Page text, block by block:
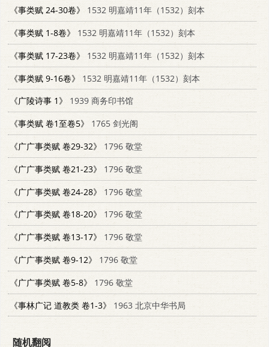
《事类赋 24-30卷》
1532 明嘉靖11年（1532）刻本
《事类赋 1-8卷》
1532 明嘉靖11年（1532）刻本
《事类赋 17-23卷》
1532 明嘉靖11年（1532）刻本
《事类赋 9-16卷》
1532 明嘉靖11年（1532）刻本
《广陵诗事 1》
1939 商务印书馆
《事类赋 卷1至卷5》
1765 剑光阁
《广广事类赋 卷29-32》
1796 敬堂
《广广事类赋 卷21-23》
1796 敬堂
《广广事类赋 卷24-28》
1796 敬堂
《广广事类赋 卷18-20》
1796 敬堂
《广广事类赋 卷13-17》
1796 敬堂
《广广事类赋 卷9-12》
1796 敬堂
《广广事类赋 卷5-8》
1796 敬堂
《事林广记 道教类 卷1-3》
1963 北京中华书局
随机翻阅